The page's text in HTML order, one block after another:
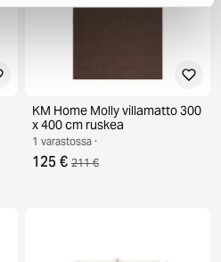
KM Home Molly villamatto 300
x 400 cm ruskea
1 varastossa ·
125 € 211 €